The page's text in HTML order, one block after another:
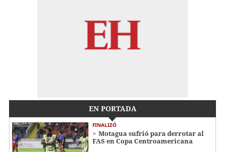
EN PORTADA
FINALIZÓ
Motagua sufrió para derrotar al
FAS en Copa Centroamericana